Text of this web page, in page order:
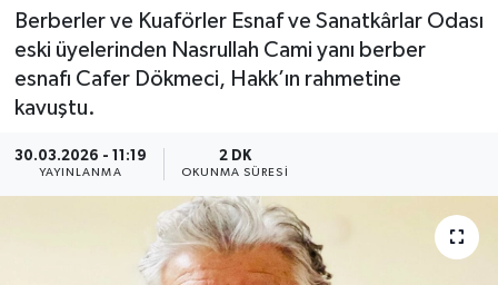
Berberler ve Kuaförler Esnaf ve Sanatkârlar Odası
eski üyelerinden Nasrullah Cami yanı berber
esnafı Cafer Dökmeci, Hakk’ın rahmetine
kavuştu.
30.03.2026 - 11:19
YAYINLANMA
2 DK
OKUNMA SÜRESI
Bozkurt Haberleri
Çatalzeytin Haberleri
Cide Haberleri
Daday Haberleri
Devrekani Haberleri